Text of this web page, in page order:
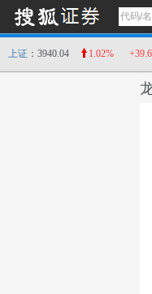
上证 ：3940.04 1.02%